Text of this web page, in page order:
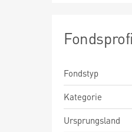
Fondstyp
Kategorie
Ursprungsland